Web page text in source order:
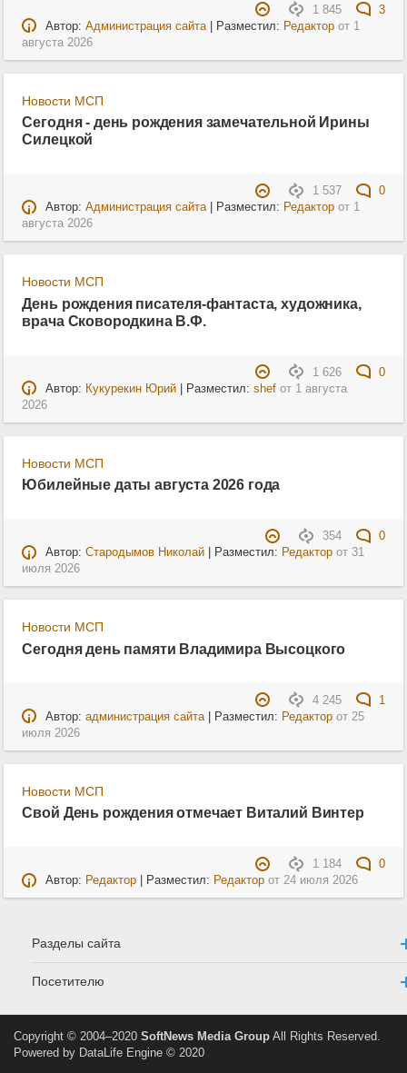
1 845
3
Автор: Администрация сайта| Разместил: Редакторот 1
августа 2026
Новости МСП
Сегодня - день рождения замечательной Ирины
Силецкой
1 537
0
Автор: Администрация сайта| Разместил: Редакторот 1
августа 2026
Новости МСП
День рождения писателя-фантаста, художника,
врача Сковородкина В.Ф.
1 626
0
Автор: Кукурекин Юрий| Разместил: shefот 1 августа
2026
Новости МСП
Юбилейные даты августа 2026 года
354
0
Автор: Стародымов Николай| Разместил: Редакторот 31
июля 2026
Новости МСП
Сегодня день памяти Владимира Высоцкого
4 245
1
Автор: администрация сайта| Разместил: Редакторот 25
июля 2026
Новости МСП
Свой День рождения отмечает Виталий Винтер
1 184
0
Автор: Редактор| Разместил: Редакторот 24 июля 2026
Разделы сайта
Посетителю
Copyright © 2004–2020 SoftNews Media Group All Rights Reserved.
Powered by DataLife Engine © 2020